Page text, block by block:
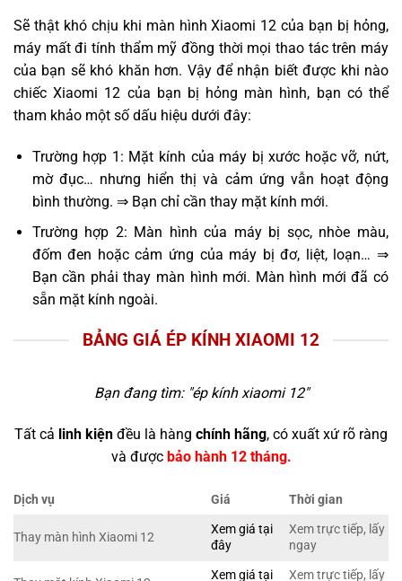
Sẽ thật khó chịu khi màn hình Xiaomi 12 của bạn bị hỏng,
máy mất đi tính thẩm mỹ đồng thời mọi thao tác trên máy
của bạn sẽ khó khăn hơn. Vậy để nhận biết được khi nào
chiếc Xiaomi 12 của bạn bị hỏng màn hình, bạn có thể
tham khảo một số dấu hiệu dưới đây:
Trường hợp 1: Mặt kính của máy bị xước hoặc vỡ, nứt,
mờ đục… nhưng hiển thị và cảm ứng vẫn hoạt động
bình thường. ⇒ Bạn chỉ cần thay mặt kính mới.
Trường hợp 2: Màn hình của máy bị sọc, nhòe màu,
đốm đen hoặc cảm ứng của máy bị đơ, liệt, loạn… ⇒
Bạn cần phải thay màn hình mới. Màn hình mới đã có
sẵn mặt kính ngoài.
BẢNG GIÁ ÉP KÍNH XIAOMI 12
Bạn đang tìm: "ép kính xiaomi 12"
Tất cả linh kiện đều là hàng chính hãng, có xuất xứ rõ ràng
và được bảo hành 12 tháng.
Dịch vụ Giá Thời gian
Thay màn hình Xiaomi 12
Xem giá tại
đây
Xem trực tiếp, lấy
ngay
Xem giá tại
Xem trực tiếp, lấy